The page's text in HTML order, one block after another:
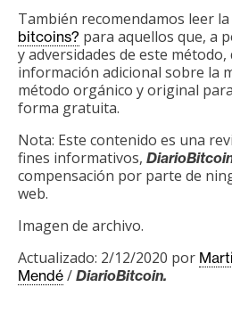
También recomendamos leer la
bitcoins? para aquellos que, a
y adversidades de este
información adicional sobre la
método orgánico y original
forma gratuita.
Nota: Este contenido es una
fines informativos,
compensación por parte de
web.
Imagen de archivo.
Actualizado: 2/12/2020 por
Mendé / DiarioBitcoin.